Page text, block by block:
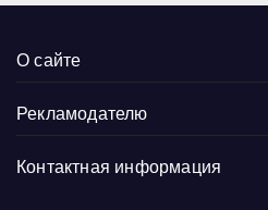
О сайте
Рекламодателю
Контактная информация